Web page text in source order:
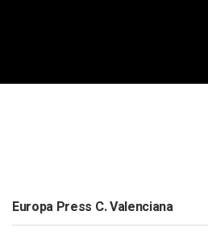
Europa Press C. Valenciana